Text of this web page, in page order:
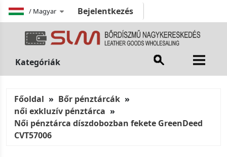
/ Magyar Bejelentkezés
Kategóriák
Főoldal
Bőr pénztárcák
női exkluzív pénztárca
Női pénztárca díszdobozban fekete GreenDeed
CVT57006